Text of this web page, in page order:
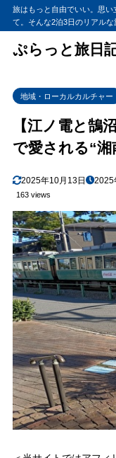
旅はもっと自由でいい。思
て。そんな2泊3日のリアルな
ぷらっと旅日
地域・ローカルカルチャー
【江ノ電と鵠
で愛される“湘
2025年10月13日 2025
163 views